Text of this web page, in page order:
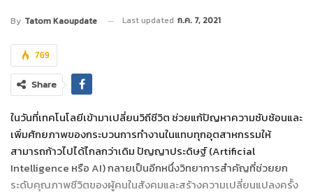
By Tatom Kaoupdate Last updated ก.ค. 7, 2021
769
Share
ในวันที่เทคโนโลยีเข้ามาเปลี่ยนวิถีชีวิต ช่วยแก้ปัญหาความซับซ้อนและ
เพิ่มศักยภาพของกระบวนการทำงานในแทบทุกอุตสาหกรรมให้
สามารถก้าวไปได้ไกลกว่าเดิม ปัญญาประดิษฐ์ (Artificial
Intelligence หรือ AI) กลายเป็นอีกหนึ่งวิทยาการสำคัญที่ช่วยยก
ระดับคุณภาพชีวิตของผู้คนในสังคมและสร้างความเปลี่ยนแปลงครั้ง